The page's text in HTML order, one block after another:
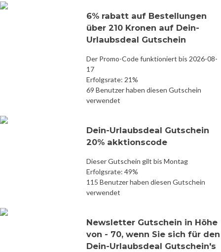
6% rabatt auf Bestellungen
über 210 Kronen auf Dein-
Urlaubsdeal Gutschein
Der Promo-Code funktioniert bis 2026-08-
17
Erfolgsrate: 21%
69 Benutzer haben diesen Gutschein
verwendet
Dein-Urlaubsdeal Gutschein
20% akktionscode
Dieser Gutschein gilt bis Montag
Erfolgsrate: 49%
115 Benutzer haben diesen Gutschein
verwendet
Newsletter Gutschein in Höhe
von - 70, wenn Sie sich für den
Dein-Urlaubsdeal Gutschein's